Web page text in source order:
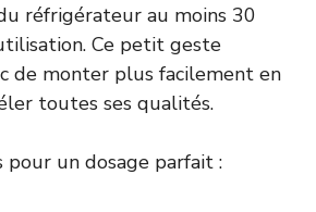
réfrigérateur au moins 30
Ce petit geste
de monter plus facilement en
toutes ses qualités.
pour un dosage parfait :